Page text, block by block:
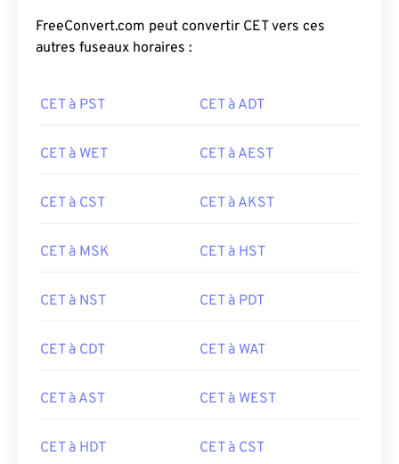
FreeConvert.com peut convertir CET vers ces
autres fuseaux horaires :
CET à PST CET à ADT
CET à WET CET à AEST
CET à CST CET à AKST
CET à MSK CET à HST
CET à NST CET à PDT
CET à CDT CET à WAT
CET à AST CET à WEST
CET à HDT CET à CST